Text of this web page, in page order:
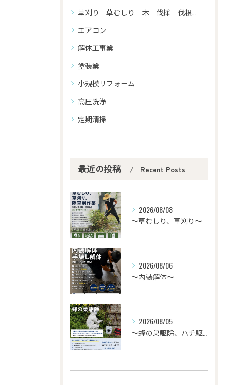
草刈り 草むしり 木 伐採 伐根 剪定
エアコン
解体工事業
塗装業
小規模リフォーム
高圧洗浄
定期清掃
最近の投稿 Recent Posts
2026/08/08
〜草むしり、草刈り～
2026/08/06
〜内装解体〜
2026/08/05